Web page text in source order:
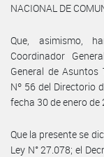
NACIONAL DE
Que, asimismo,
Coordinador
General de Asuntos
Nº 56 del Directorio
fecha 30 de enero de
Que la presente se
Ley N° 27.078; el